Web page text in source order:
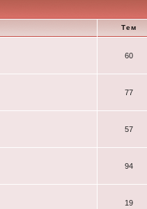
Тем
60
77
57
94
19